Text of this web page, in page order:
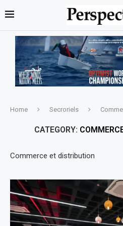
Home Secroriels
CATEGORY:
Commerce et distribution